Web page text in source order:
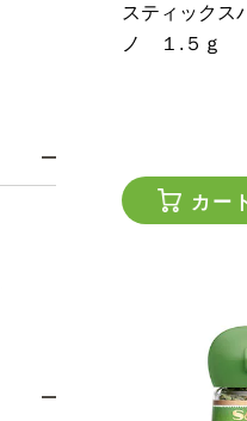
スティック
ノ １.５ｇ
カー